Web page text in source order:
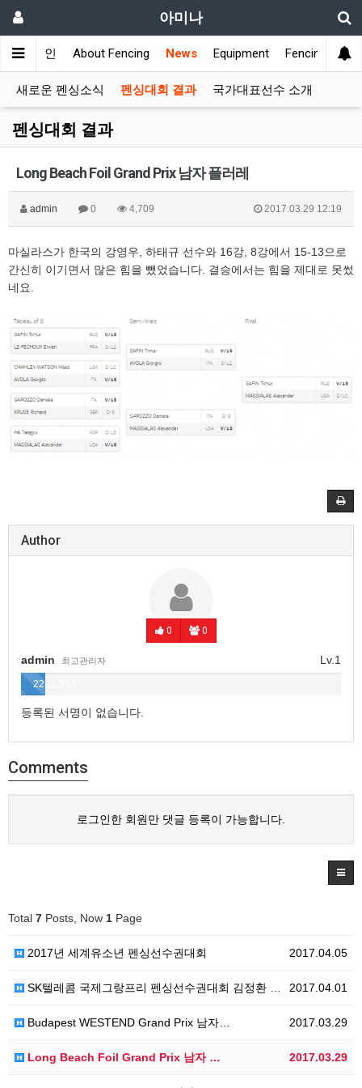
아미나
메인 About Fencing News Equipment Fencing Club
새로운 펜싱소식 펜싱대회 결과 국가대표선수 소개
펜싱대회 결과
Long Beach Foil Grand Prix 남자 플러레
admin 0 4,709 2017.03.29 12:19
마실라스가 한국의 강영우, 하태규 선수와 16강, 8강에서 15-13으로
간신히 이기면서 많은 힘을 뺐었습니다. 결승에서는 힘을 제대로 못썼
네요.
Author
0 0
Lv.1
admin 최고관리자
22 (2.2%)
등록된 서명이 없습니다.
Comments
로그인한 회원만 댓글 등록이 가능합니다.
Total 7 Posts, Now 1 Page
2017.04.05
2017년 세계유소년 펜싱선수권대회
2017.04.01
SK텔레콤 국제그랑프리 펜싱선수권대회 김정환 우승
2017.03.29
Budapest WESTEND Grand Prix 남자…
2017.03.29
Long Beach Foil Grand Prix 남자 …